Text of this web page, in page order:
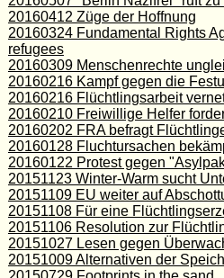
20160412 Züge der Hoffnung
20160324 Fundamental Rights
refugees
20160309 Menschenrechte
20160216 Kampf gegen die
20160216 Flüchtlingsarbeit
20160210 Freiwillige Helfer
20160202 FRA befragt
20160128 Fluchtursachen
20160122 Protest gegen
20151123 Winter-Warm sucht
20151109 EU weiter auf
20151108 Für eine
20151106 Resolution zur
20151027 Lesen gegen
20151009 Alternativen der